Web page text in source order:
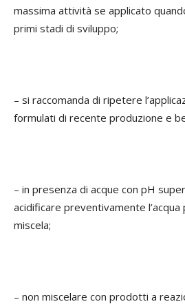
massima attività se applicato
primi stadi di sviluppo;
– si raccomanda di ripetere
formulati di recente produzione e
– in presenza di acque con pH
acidificare preventivamente
miscela;
– non miscelare con prodotti a